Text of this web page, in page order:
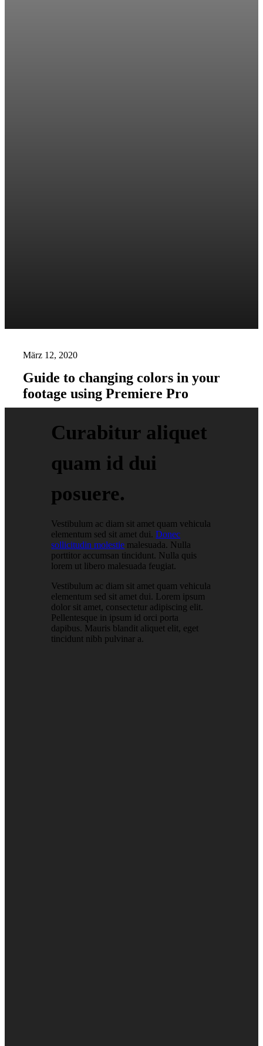
März 12, 2020
Guide to changing colors in your
footage using Premiere Pro
Curabitur aliquet
quam id dui
posuere.
Vestibulum ac diam sit amet quam vehicula
elementum sed sit amet dui.Donec
sollicitudin molestie malesuada. Nulla
porttitor accumsan tincidunt. Nulla quis
lorem ut libero malesuada feugiat.
Vestibulum ac diam sit amet quam vehicula
elementum sed sit amet dui. Lorem ipsum
dolor sit amet, consectetur adipiscing elit.
Pellentesque in ipsum id orci porta
dapibus. Mauris blandit aliquet elit, eget
tincidunt nibh pulvinar a.